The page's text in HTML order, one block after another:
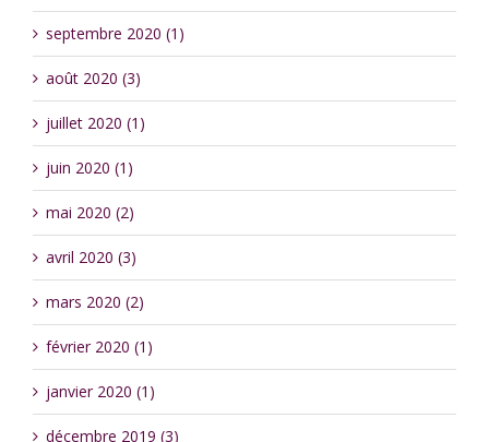
septembre 2020 (1)
août 2020 (3)
juillet 2020 (1)
juin 2020 (1)
mai 2020 (2)
avril 2020 (3)
mars 2020 (2)
février 2020 (1)
janvier 2020 (1)
décembre 2019 (3)